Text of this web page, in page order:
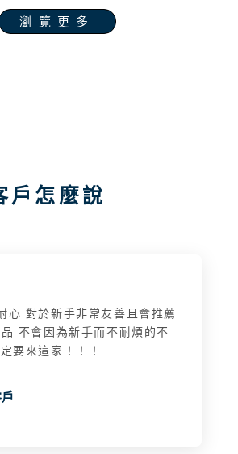
瀏覽更多
戶怎麼說
心 對於新手非常友善且會推薦
不會因為新手而不耐煩的不
要來這家！！！